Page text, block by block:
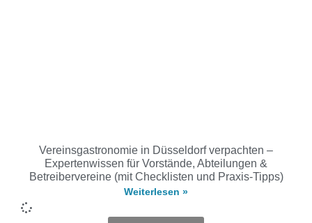
Vereinsgastronomie in Düsseldorf verpachten –
Expertenwissen für Vorstände, Abteilungen &
Betreibervereine (mit Checklisten und Praxis-Tipps)
Weiterlesen »